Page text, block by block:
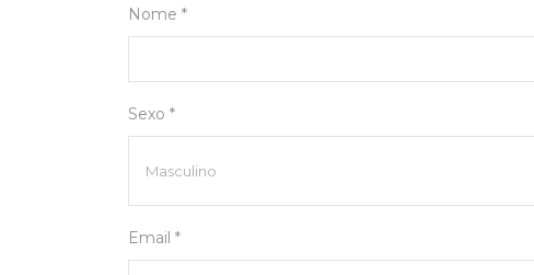
Nome *
Sexo *
Email *